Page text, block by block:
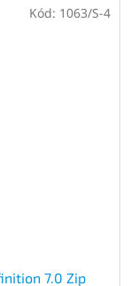
7.0 Zip
Kód: 1063/S-4